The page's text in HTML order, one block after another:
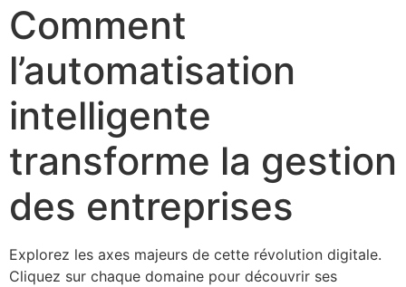
Comment
l’automatisation
intelligente
transforme la gestion
des entreprises
Explorez les axes majeurs de cette révolution digitale.
Cliquez sur chaque domaine pour découvrir ses